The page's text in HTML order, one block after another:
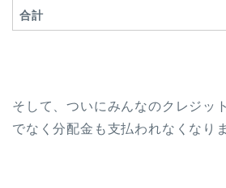
合計
そして、ついにみんなのクレジッ
でなく分配金も支払われなくなり